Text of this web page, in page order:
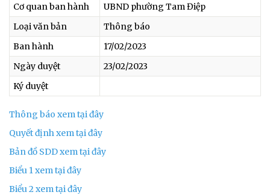
Cơ quan ban hành
UBND phường Tam Điệp
Loại văn bản
Thông báo
Ban hành
17/02/2023
Ngày duyệt
23/02/2023
Ký duyệt
Thông báo xem tại đây
Quyết định xem tại đây
Bản đồ SDD xem tại đây
Biểu 1 xem tại đây
Biểu 2 xem tại đây